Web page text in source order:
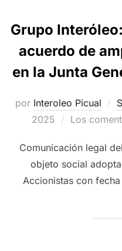
Grupo
acuerdo de
en la Junta
por Interoleo Picual
2025
Los
Comunicación legal
objeto social
Accionistas con